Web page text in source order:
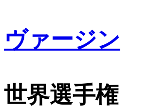
ヴァージン
世界選手権